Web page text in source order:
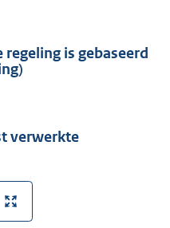
regeling is gebaseerd
verwerkte